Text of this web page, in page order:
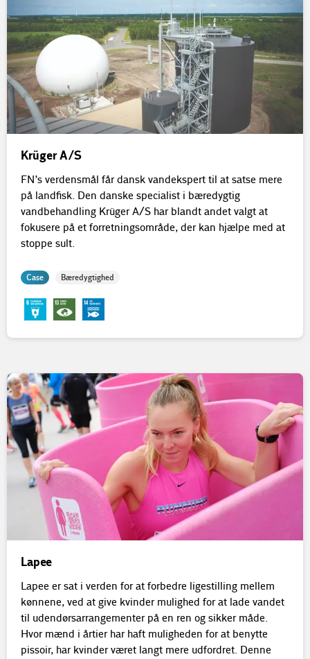
Krüger A/S
FN’s verdensmål får dansk vandekspert til at satse mere
på landfisk. Den danske specialist i bæredygtig
vandbehandling Krüger A/S har blandt andet valgt at
fokusere på et forretningsområde, der kan hjælpe med at
stoppe sult.
Case Bæredygtighed
Lapee
Lapee er sat i verden for at forbedre ligestilling mellem
kønnene, ved at give kvinder mulighed for at lade vandet
til udendørsarrangementer på en ren og sikker måde.
Hvor mænd i årtier har haft muligheden for at benytte
pissoir, har kvinder været langt mere udfordret. Denne